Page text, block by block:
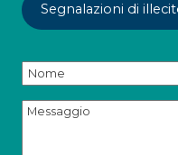
Segnalazioni di